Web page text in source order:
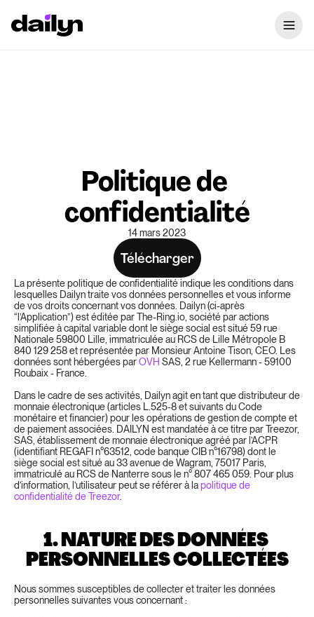
Politique de
confidentialité
14 mars 2023
Télécharger
La présente politique de confidentialité indique les conditions dans
lesquelles Dailyn traite vos données personnelles et vous informe
de vos droits concernant vos données. Dailyn (ci-après
“l’Application”) est éditée par The-Ring.io, société par actions
simplifiée à capital variable dont le siège social est situé 59 rue
Nationale 59800 Lille, immatriculée au RCS de Lille Métropole B
840 129 258 et représentée par Monsieur Antoine Tison, CEO. Les
données sont hébergées par OVH SAS, 2 rue Kellermann - 59100
Roubaix - France.
Dans le cadre de ses activités, Dailyn agit en tant que distributeur de
monnaie électronique (articles L.525-8 et suivants du Code
monétaire et financier) pour les opérations de gestion de compte et
de paiement associées. DAILYN est mandatée à ce titre par Treezor,
SAS, établissement de monnaie électronique agréé par l’ACPR
(identifiant REGAFI n°63512, code banque CIB n°16798) dont le
siège social est situé au 33 avenue de Wagram, 75017 Paris,
immatriculé au RCS de Nanterre sous le n° 807 465 059. Pour plus
d’information, l’utilisateur peut se référer à la politique de
confidentialité de Treezor.
1. NATURE DES DONNÉES
PERSONNELLES COLLECTÉES
Nous sommes susceptibles de collecter et traiter les données
personnelles suivantes vous concernant :